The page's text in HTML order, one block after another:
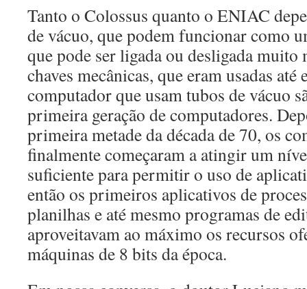
Tanto o Colossus quanto o ENIAC
de vácuo, que podem funcionar como
que pode ser ligada ou desligada muito
chaves mecânicas, que eram usadas até
computador que usam tubos de vácuo
primeira geração de computadores.
primeira metade da década de 70, os
finalmente começaram a atingir um
suficiente para permitir o uso de
então os primeiros aplicativos de
planilhas e até mesmo programas de
aproveitavam ao máximo os recursos
máquinas de 8 bits da época.